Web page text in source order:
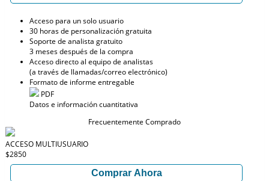
Acceso para un solo usuario
30 horas de personalización gratuita
Soporte de analista gratuito
3 meses después de la compra
Acceso directo al equipo de analistas
(a través de llamadas/correo electrónico)
Formato de informe entregable
PDF
Datos e información cuantitativa
Frecuentemente Comprado
ACCESO MULTIUSUARIO
$2850
Comprar Ahora